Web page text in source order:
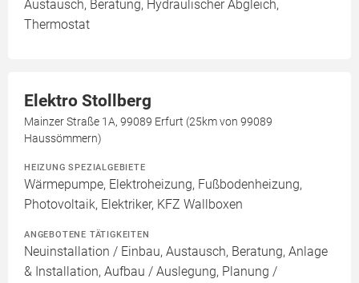
Austausch, Beratung, Hydraulischer Abgleich,
Thermostat
Elektro Stollberg
Mainzer Straße 1A, 99089 Erfurt (25km von 99089
Haussömmern)
HEIZUNG SPEZIALGEBIETE
Wärmepumpe, Elektroheizung, Fußbodenheizung,
Photovoltaik, Elektriker, KFZ Wallboxen
ANGEBOTENE TÄTIGKEITEN
Neuinstallation / Einbau, Austausch, Beratung, Anlage
& Installation, Aufbau / Auslegung, Planung /